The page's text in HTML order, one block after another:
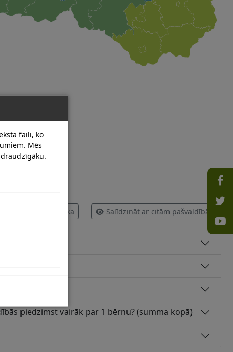
Infografika Salīdzināt ar citām pašvaldībām
piedzimst vairāk par 1 bērnu? (summa kopā)
faili, ko
Mēs